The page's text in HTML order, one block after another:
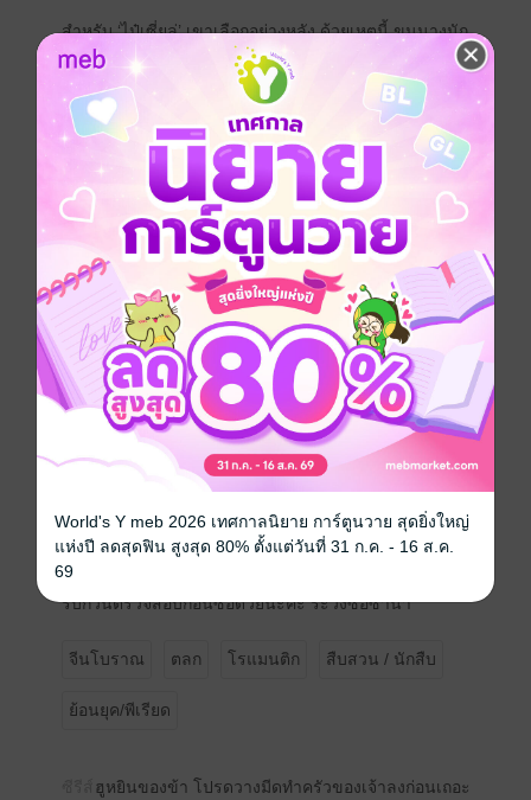
สำหรับ ‘ไป๋เซี่ยลู่’ เขาเลือกอย่างหลัง ด้วยเหตุนี้ ขุนนางนัก
ปราชญ์ผู้ดำรงตำแหน่งหัวหน้าเสนาบดีฝ่ายซ้ายแห่งราช
สำนักจึงตอบรับสมรสพระราชทาน
‘ซีซีฮวา’ คือคุณหนูผู้ปราศจากซึ่งคุณธรรมสตรี ว่ากันว่า
นางมีโรคประหลาด นิสัยของนางก้าวร้าวและเอาแต่ใจ
วาจาของนางระคายหู นางมิเคยแตะงานบ้านงานเรือน
สิ่งเดียวที่นางมีดีนั้นคือนางเป็นหลานสาวคนโปรดของ
เสนาบดีซีอี้ฟางผู้เป็นบิดาของซีซูเฟย พระชายาชั้นเฟย
หนึ่งในขุมอำนาจแห่งวังหลวง
ชายหนุ่มหวังอาศัยความลุ่มหลงของนางที่มีต่อเขาเพื่อใช้
นางเป็นดั่งตัวเบี้ยในการเดินหมากบนเกมกระดาน แต่ไหน
เลยเขาจะคาดคิดว่าสตรีผู้เคยทอดสะพานด้วยการเสแสร้ง
แกล้งเป็นลมล้มใส่เขาจะกล้าหันปลายมีดเพื่อต้อนรับเขา
เช่นนี้
ไป๋เซี่ยลู่เจรจา
“ฮูหยินของข้า โปรดวางมีดทำครัวของเจ้าลงก่อนเถอะ”
นิยายเรื่องนี้เคยตีพิมพ์กับสำนักพิมพ์สื่อวรรณกรรมมาก่อน
ค่ะ
รบกวนตรวจสอบก่อนซื้อด้วยนะคะ ระวังซื้อซ้ำน้า
จีนโบราณ ตลก โรแมนติก สืบสวน / นักสืบ
ย้อนยุค/พีเรียด
ฮูหยินของข้า โปรดวางมีดทำครัวของเจ้าลงก่อนเถอะ
World's Y meb 2026 เทศกาลนิยาย การ์ตูนวาย สุดยิ่งใหญ่
แห่งปี ลดสุดฟิน สูงสุด 80% ตั้งแต่วันที่ 31 ก.ค. - 16 ส.ค.
69